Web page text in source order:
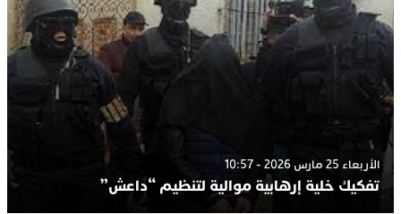
الأربعاء 25 مارس 2026 - 10:57
تفكيك خلية إرهابية موالية لتنظيم “داعش”